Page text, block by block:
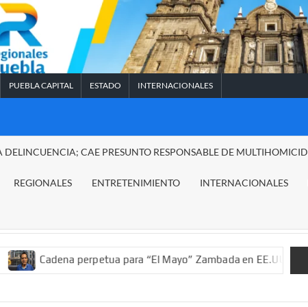
PUEBLA CAPITAL ESTADO INTERNACIONALES
CAE PRESUNTO RESPONSABLE DE
REGIONALES ENTRETENIMIENTO INTERNACIONALES
perpetua para “El Mayo” Zambada en EE.UU.; ordenan